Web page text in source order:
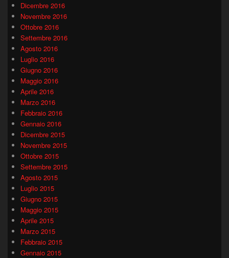
Dicembre 2016
Novembre 2016
Ottobre 2016
Settembre 2016
Agosto 2016
Luglio 2016
Giugno 2016
Maggio 2016
Aprile 2016
Marzo 2016
Febbraio 2016
Gennaio 2016
Dicembre 2015
Novembre 2015
Ottobre 2015
Settembre 2015
Agosto 2015
Luglio 2015
Giugno 2015
Maggio 2015
Aprile 2015
Marzo 2015
Febbraio 2015
Gennaio 2015